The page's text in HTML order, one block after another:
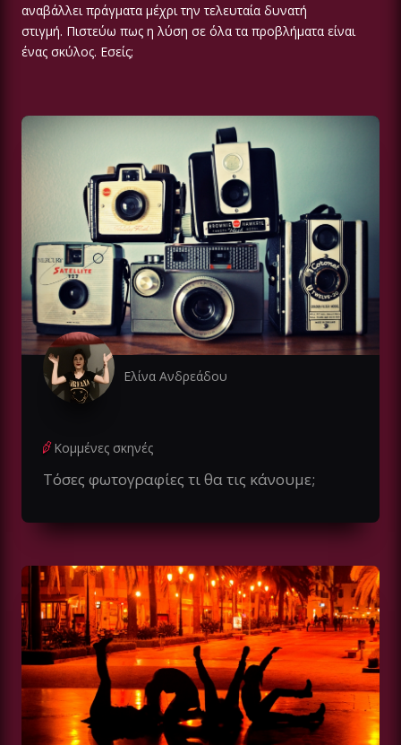
αναβάλλει πράγματα μέχρι την τελευταία δυνατή
στιγμή. Πιστεύω πως η λύση σε όλα τα προβλήματα είναι
ένας σκύλος. Εσείς;
Ελίνα Ανδρεάδου
Κομμένες σκηνές
Τόσες φωτογραφίες τι θα τις κάνουμε;